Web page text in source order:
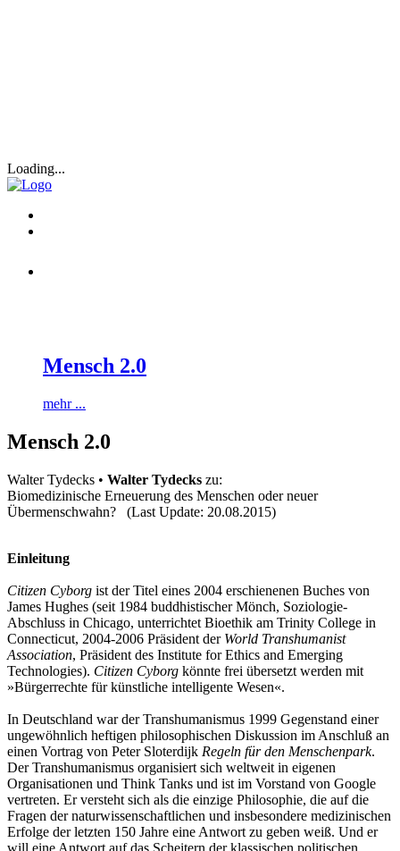
Loading...
Mensch 2.0
mehr ...
Mensch 2.0
Walter Tydecks • Walter Tydecks zu:
Biomedizinische Erneuerung des Menschen oder neuer
Übermenschwahn? (Last Update: 20.08.2015)
Einleitung
Citizen Cyborg ist der Titel eines 2004 erschienenen Buches von
James Hughes (seit 1984 buddhistischer Mönch, Soziologie-
Abschluss in Chicago, unterrichtet Bioethik am Trinity College in
Connecticut, 2004-2006 Präsident der World Transhumanist
Association, Präsident des Institute for Ethics and Emerging
Technologies). Citizen Cyborg könnte frei übersetzt werden mit
»Bürgerrechte für künstliche intelligente Wesen«.
In Deutschland war der Transhumanismus 1999 Gegenstand einer
ungewöhnlich heftigen philosophischen Diskussion im Anschluß an
einen Vortrag von Peter Sloterdijk Regeln für den Menschenpark.
Der Transhumanismus organisiert sich weltweit in eigenen
Organisationen und Think Tanks und ist im Vorstand von Google
vertreten. Er versteht sich als die einzige Philosophie, die auf die
Fragen der naturwissenschaftlichen und insbesondere medizinischen
Erfolge der letzten 150 Jahre eine Antwort zu geben weiß. Und er
will eine Antwort auf das Scheitern der klassischen politischen